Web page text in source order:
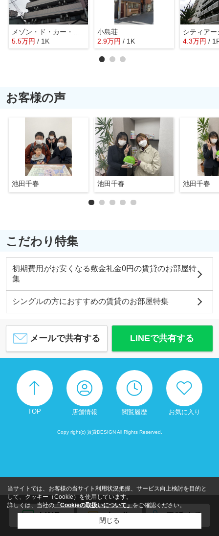
5.5万円 / 1K
小島荘
2.9万円 / 1K
シティアー
4.3万円 /
お客様の声
池田千春 池田千春 池田千春
こだわり特集
初期費用がお安くなる敷金礼金0円の賃貸のお部屋特
集
シングルの方におすすめの賃貸のお部屋特集
メールで共有する LINEで共有する
TOP 店舗情報 閲覧履歴 お気に入り
Copy right(c) 賃貸DESIGN All Rights Reserved.
当サイトでは、お客様の当サイト利用状況把握、サービス向上検討を目的と
して、クッキー（Cookie）を使用しています。
詳しくは、当社の 「Cookieの取扱いについて」 をご確認ください。
閉じる